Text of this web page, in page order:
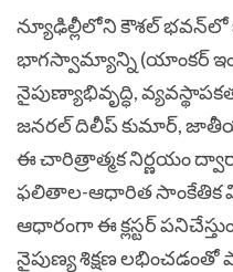
న్యూఢిల్లీలోని కౌశల్
భాగస్వామ్యాన్ని (యాంకర్
నైపుణ్యాభివృద్ధి,
జనరల్ దిలీప్ కుమార్,
ఈ చారిత్రాత్మక నిర్ణయం
ఫలితాల-ఆధారిత సాంకేతిక
ఆధారంగా ఈ క్లస్టర్
నైపుణ్య శిక్షణ